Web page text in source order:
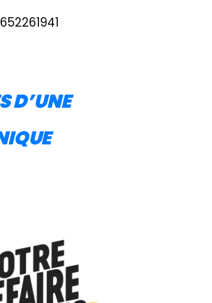
D’UNE